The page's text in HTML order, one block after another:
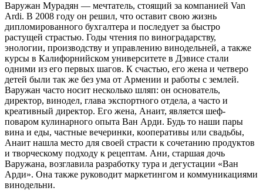
Варужан Мурадян — мечтатель, стоящий за компанией Van
Ardi. В 2008 году он решил, что оставит свою жизнь
дипломированного бухгалтера и последует за быстро
растущей страстью. Годы чтения по виноградарству,
энологии, производству и управлению винодельней, а также
курсы в Калифорнийском университете в Дэвисе стали
одними из его первых шагов. К счастью, его жена и четверо
детей были так же без ума от Армении и работы с землей.
Варужан часто носит несколько шляп: он основатель,
директор, винодел, глава экспортного отдела, а часто и
креативный директор. Его жена, Анаит, является шеф-
поваром кулинарного опыта Ван Арди. Будь то наши пары
вина и еды, частные вечеринки, кооперативы или свадьбы,
Анаит нашла место для своей страсти к сочетанию продуктов
и творческому подходу к рецептам. Ани, старшая дочь
Варужана, возглавила разработку тура и дегустации «Ван
Арди». Она также руководит маркетингом и коммуникациями
винодельни.